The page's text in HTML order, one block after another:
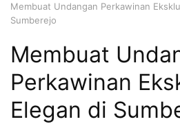
Membuat Undangan Perkawinan
Sumberejo
Membuat
Perkawinan
Elegan di